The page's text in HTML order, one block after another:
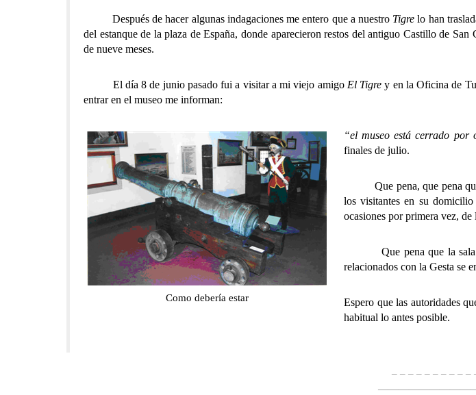
Después de hacer algunas indagaciones me entero que a nuestro Tigre lo han
del estanque de la plaza de España, donde aparecieron restos del antiguo Castillo de
de nueve meses.
El día 8 de junio pasado fui a visitar a mi viejo amigo El Tigre y en la Oficina de
entrar en el museo me informan:
Como debería estar
“el museo está cerrado por
finales de julio.
Que pena, que pena que
los visitantes en su
ocasiones por primera vez, de
Que pena que la sala del
relacionados con la Gesta se
Espero que las autoridades
habitual lo antes posible.
– – – – – – – – – –